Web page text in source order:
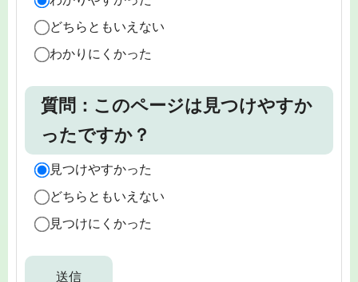
どちらともいえない
わかりにくかった
質問：このページは見つけやすか
ったですか？
見つけやすかった
どちらともいえない
見つけにくかった